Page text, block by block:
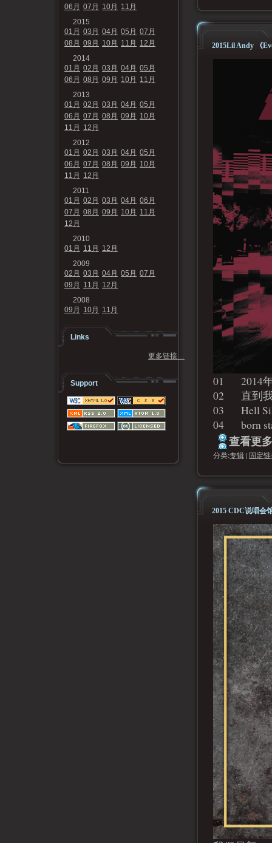
2015Lil Andy 《
01 2014
02 直到
03
04 born
查看更
分类:专辑| 固定
2015 CDC说唱会
06月 07月 10月
11月
2015
01月 03月 04月 05月 07月
08月 09月 10月 11月
12月
2014
01月 02月 03月 04月 05月
06月 08月 09月 10月
11月
2013
01月 02月 03月 04月 05月
06月 07月 08月 09月
10月
11月
12月
2012
01月 02月 03月 04月 05月
06月 07月 08月 09月
10月
11月
12月
2011
01月 02月 03月 04月 06月
07月 08月 09月 10月
11月
12月
2010
01月
11月
12月
2009
02月 03月 04月 05月 07月
09月
11月
12月
2008
09月
10月 11月
Links
更多链接…
Support